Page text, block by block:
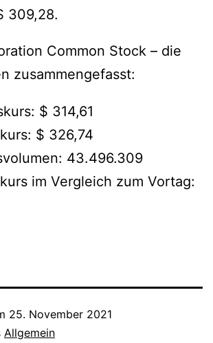
309,28.
Common Stock – die
zusammengefasst:
$ 314,61
$ 326,74
43.496.309
im Vergleich zum Vortag:
25. November 2021
Allgemein